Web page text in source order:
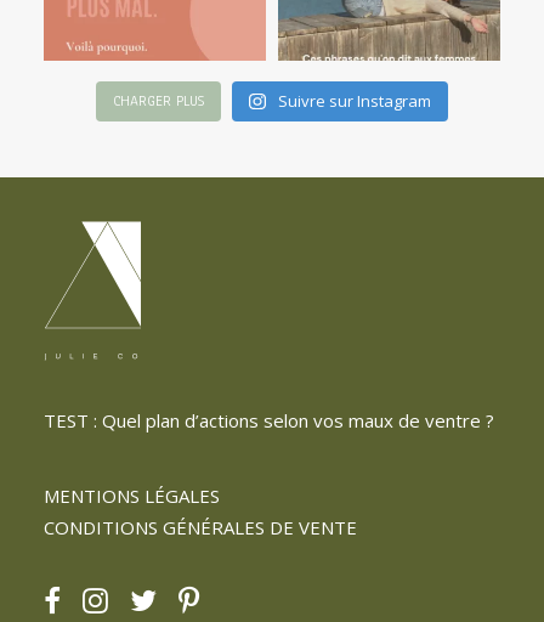
CHARGER PLUS Suivre sur Instagram
TEST : Quel plan d’actions selon vos maux de ventre ?
MENTIONS LÉGALES
CONDITIONS GÉNÉRALES DE VENTE